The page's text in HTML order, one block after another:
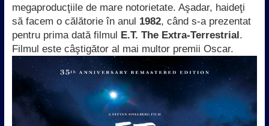
megaproducţiile de mare notorietate. Aşadar, haideţi
să facem o călătorie în anul 1982, când s-a prezentat
pentru prima dată filmul E.T. The Extra-Terrestrial.
Filmul este câştigător al mai multor premii Oscar.